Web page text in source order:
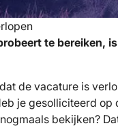
te bereiken,
de vacature is
je gesolliciteerd op
bekijken?